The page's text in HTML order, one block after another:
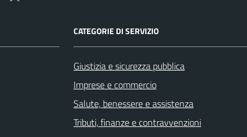
CATEGORIE DI SERVIZIO
Giustizia e sicurezza pubblica
Imprese e commercio
Salute, benessere e assistenza
Tributi, finanze e contravvenzioni